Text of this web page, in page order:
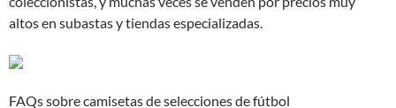
altos en subastas y tiendas especializadas.
FAQs sobre camisetas de selecciones de fútbol